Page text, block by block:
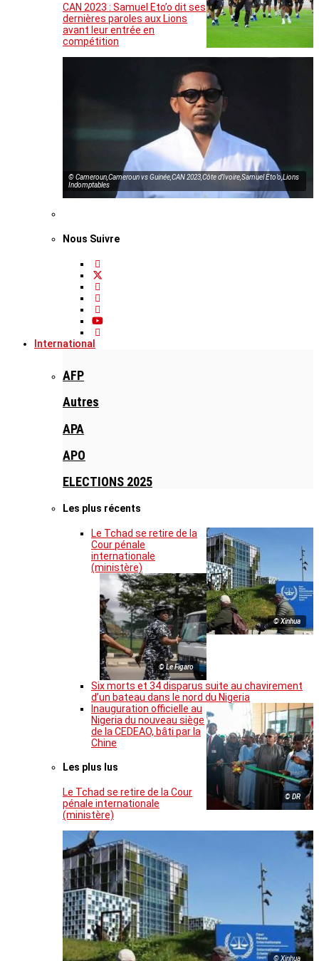
CAN 2023 : Samuel Eto’o dit ses
dernières paroles aux Lions
avant leur entrée en
compétition
© Cameroun,Cameroun vs Guinée,CAN 2023,Côte d’Ivoire,Samuel Eto’o,Lions
Indomptables
Nous Suivre
International
AFP
Autres
APA
APO
ELECTIONS 2025
Les plus récents
© Xinhua
Le Tchad se retire de la
Cour pénale
internationale
(ministère)
© Le Figaro
Six morts et 34 disparus suite au chavirement
d’un bateau dans le nord du Nigeria
© DR
Inauguration officielle au
Nigeria du nouveau siège
de la CEDEAO, bâti par la
Chine
Les plus lus
Le Tchad se retire de la Cour
pénale internationale
(ministère)
© Xinhua